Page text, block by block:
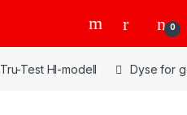
0
Tru-Test HI-modell Dyse for